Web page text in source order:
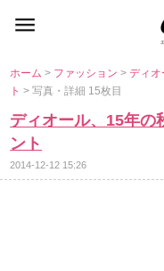
ホーム> ファッション>ディオ
ト> 写真・詳細 15枚目
ディオール、15年の
ント
2014-12-12 15:26